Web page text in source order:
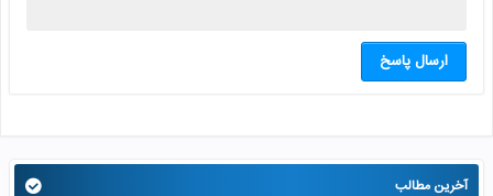
ارسال پاسخ
آخرین مطالب